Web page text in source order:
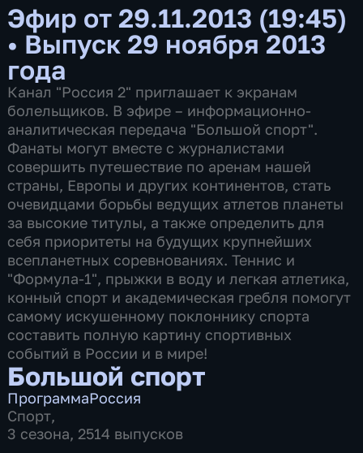
Эфир от 29.11.2013 (19:45)
• Выпуск 29 ноября 2013
года
Канал "Россия 2" приглашает к экранам
болельщиков. В эфире – информационно-
аналитическая передача "Большой спорт".
Фанаты могут вместе с журналистами
совершить путешествие по аренам нашей
страны, Европы и других континентов, стать
очевидцами борьбы ведущих атлетов планеты
за высокие титулы, а также определить для
себя приоритеты на будущих крупнейших
всепланетных соревнованиях. Теннис и
"Формула-1", прыжки в воду и легкая атлетика,
конный спорт и академическая гребля помогут
самому искушенному поклоннику спорта
составить полную картину спортивных
событий в России и в мире!
Большой спорт
ПрограммаРоссия
Спорт,
3 сезона, 2514 выпусков